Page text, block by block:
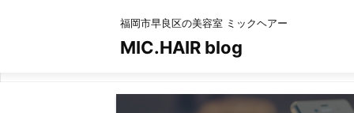
福岡市早良区の美容室 ミックヘアー
MIC.HAIR blog